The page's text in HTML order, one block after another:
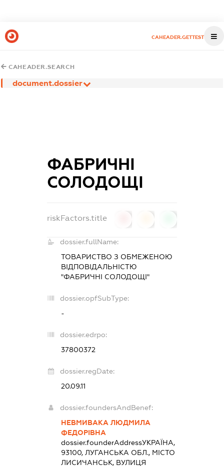
CAHEADER.GETTEST
CAHEADER.SEARCH
document.dossier
ФАБРИЧНІ
СОЛОДОЩІ
riskFactors.title
dossier.fullName:
ТОВАРИСТВО З ОБМЕЖЕНОЮ
ВІДПОВІДАЛЬНІСТЮ
"ФАБРИЧНІ СОЛОДОЩІ"
dossier.opfSubType:
-
dossier.edrpo:
37800372
dossier.regDate:
20.09.11
dossier.foundersAndBenef:
НЕВМИВАКА ЛЮДМИЛА
ФЕДОРІВНА
dossier.founderAddressУКРАЇНА,
93100, ЛУГАНСЬКА ОБЛ., МІСТО
ЛИСИЧАНСЬК, ВУЛИЦЯ